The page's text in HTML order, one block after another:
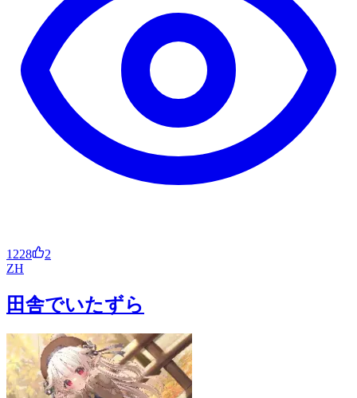
1228
2
ZH
田舎でいたずら